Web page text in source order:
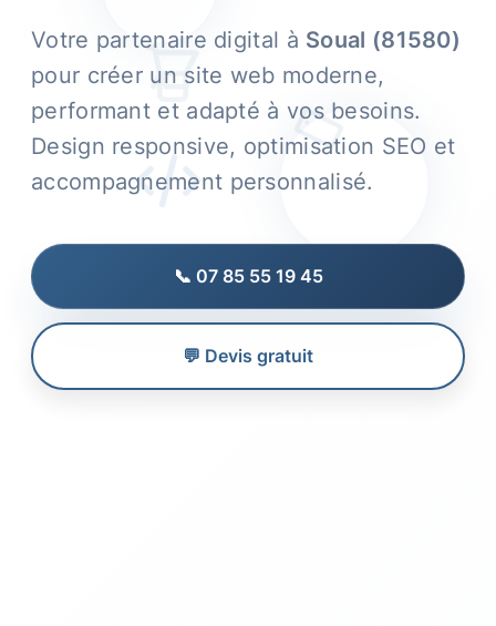
Votre partenaire digital à Soual (81580)
pour créer un site web moderne,
performant et adapté à vos besoins.
Design responsive, optimisation SEO et
accompagnement personnalisé.
📞 07 85 55 19 45
💬 Devis gratuit